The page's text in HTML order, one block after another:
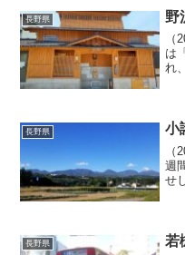
長野県 野
は
れ
湯
長野県 小
週
せ
と
長野県 若